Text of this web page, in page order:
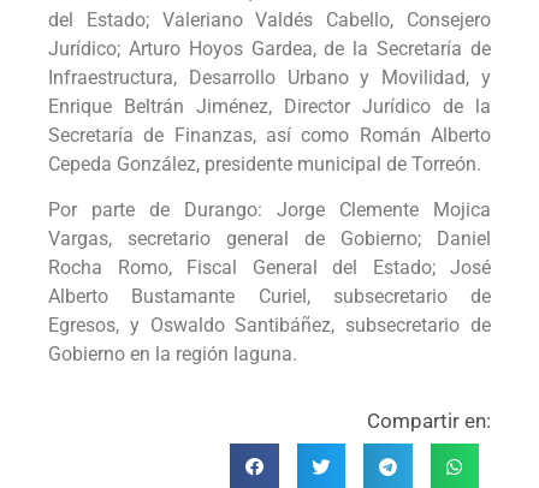
del Estado; Valeriano Valdés Cabello, Consejero
Jurídico; Arturo Hoyos Gardea, de la Secretaría de
Infraestructura, Desarrollo Urbano y Movilidad, y
Enrique Beltrán Jiménez, Director Jurídico de la
Secretaría de Finanzas, así como Román Alberto
Cepeda González, presidente municipal de Torreón.
Por parte de Durango: Jorge Clemente Mojica
Vargas, secretario general de Gobierno; Daniel
Rocha Romo, Fiscal General del Estado; José
Alberto Bustamante Curiel, subsecretario de
Egresos, y Oswaldo Santibáñez, subsecretario de
Gobierno en la región laguna.
Compartir en: